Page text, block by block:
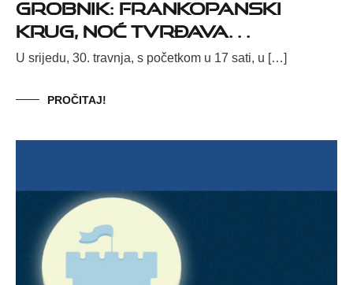
krug, Noć tvrđava…
U srijedu, 30. travnja, s početkom u 17 sati, u […]
PROČITAJ!